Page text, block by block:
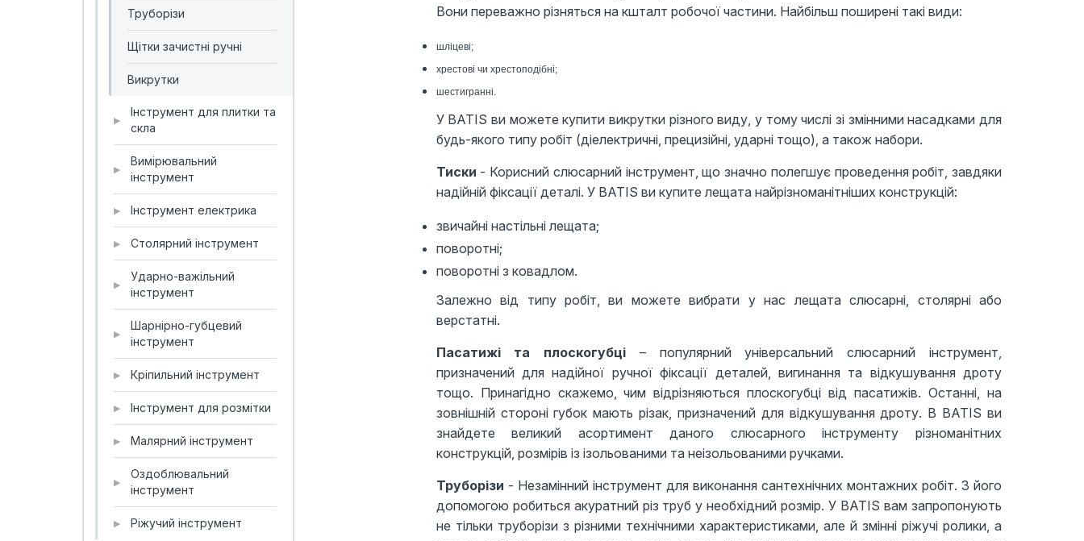
Труборізи
Щітки зачистні ручні
Викрутки
▶
Інструмент для плитки та
скла
▶
Вимірювальний
інструмент
▶ Інструмент електрика
▶ Столярний інструмент
▶
Ударно-важільний
інструмент
▶
Шарнірно-губцевий
інструмент
▶ Кріпильний інструмент
▶ Інструмент для розмітки
▶ Малярний інструмент
▶
Оздоблювальний
інструмент
▶ Ріжучий інструмент
Вони переважно різняться на кшталт робочої частини. Найбільш поширені такі види:
шліцеві;
хрестові чи хрестоподібні;
шестигранні.
У BATIS ви можете купити викрутки різного виду, у тому числі зі змінними насадками для
будь-якого типу робіт (діелектричні, прецизійні, ударні тощо), а також набори.
Тиски - Корисний слюсарний інструмент, що значно полегшує проведення робіт, завдяки
надійній фіксації деталі. У BATIS ви купите лещата найрізноманітніших конструкцій:
звичайні настільні лещата;
поворотні;
поворотні з ковадлом.
Залежно від типу робіт, ви можете вибрати у нас лещата слюсарні, столярні або
верстатні.
Пасатижі та плоскогубці – популярний універсальний слюсарний інструмент,
призначений для надійної ручної фіксації деталей, вигинання та відкушування дроту
тощо. Принагідно скажемо, чим відрізняються плоскогубці від пасатижів. Останні, на
зовнішній стороні губок мають різак, призначений для відкушування дроту. В BATIS ви
знайдете великий асортимент даного слюсарного інструменту різноманітних
конструкцій, розмірів із ізольованими та неізольованими ручками.
Труборізи - Незамінний інструмент для виконання сантехнічних монтажних робіт. З його
допомогою робиться акуратний різ труб у необхідний розмір. У BATIS вам запропонують
не тільки труборізи з різними технічними характеристиками, але й змінні ріжучі ролики, а